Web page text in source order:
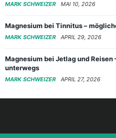
MARK SCHWEIZER MAI 10, 2026
Magnesium bei Tinnitus –
MARK SCHWEIZER APRIL 29, 2026
Magnesium bei Jetlag und Reisen
unterwegs
MARK SCHWEIZER APRIL 27, 2026